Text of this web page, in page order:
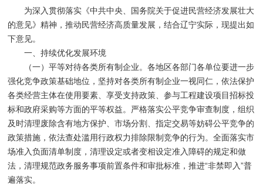
为深入贯彻落实《中共中央、国务院关于促进民营经济发展壮大
的意见》精神，推动民营经济高质量发展，结合辽宁实际，现提出如
下意见。
一、持续优化发展环境
（一）平等对待各类所有制企业。各地区各部门各单位要进一步
强化竞争政策基础地位，坚持对各类所有制企业一视同仁，依法保护
各类经营主体在使用要素、享受支持政策、参与工程建设项目招标投
标和政府采购等方面的平等权益。严格落实公平竞争审查制度，组织
及时清理废除含有地方保护、市场分割、指定交易等妨碍公平竞争的
政策措施，依法查处滥用行政权力排除限制竞争的行为。全面落实市
场准入负面清单制度，清理设定或者变相设定准入障碍的规定和做
法，清理规范政务服务事项前置条件和审批标准，推进“非禁即入”普
遍落实。